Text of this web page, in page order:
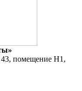
43, помещение Н1,